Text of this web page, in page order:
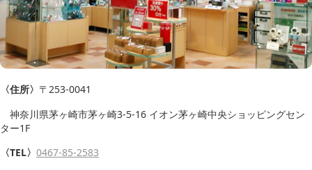
〈住所〉 〒253-0041
神奈川県茅ヶ崎市茅ヶ崎3-5-16 イオン茅ヶ崎中央ショッピングセン
ター1F
〈TEL〉 0467-85-2583